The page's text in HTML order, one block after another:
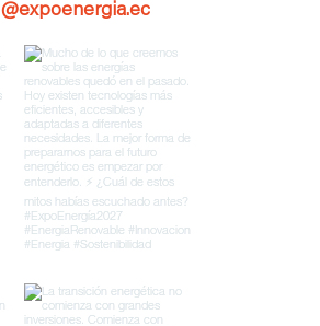
@expoenergia.ec